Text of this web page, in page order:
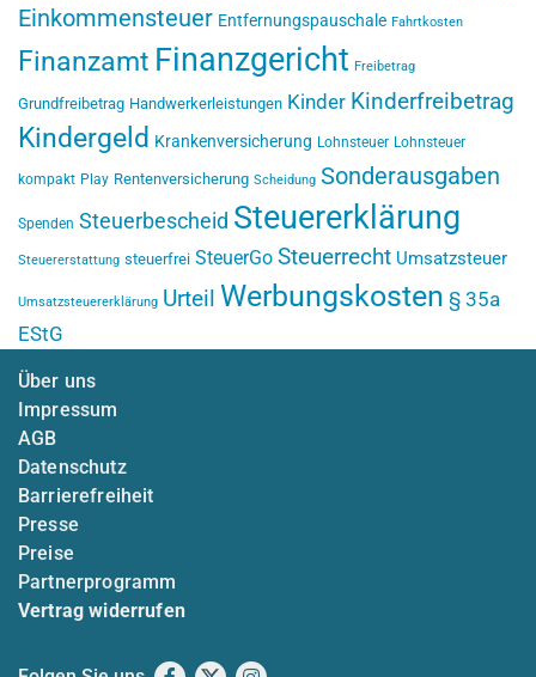
Einkommensteuer Entfernungspauschale Fahrtkosten
Finanzamt Finanzgericht Freibetrag
Grundfreibetrag Handwerkerleistungen Kinder Kinderfreibetrag
Kindergeld Krankenversicherung Lohnsteuer Lohnsteuer
kompakt Play Rentenversicherung Scheidung Sonderausgaben
Spenden Steuerbescheid Steuererklärung
Steuererstattung steuerfrei SteuerGo Steuerrecht Umsatzsteuer
Umsatzsteuererklärung Urteil Werbungskosten § 35a
EStG
Über uns
Impressum
AGB
Datenschutz
Barrierefreiheit
Presse
Preise
Partnerprogramm
Vertrag widerrufen